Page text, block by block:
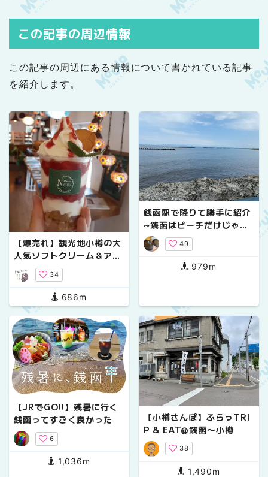
この記事の周辺情報
この記事の周辺にある情報について書かれている記事
を紹介します。
【爆売れ】観光地小樽の大
人気ソフトクリーム＆アイ
スクリーム
34
686m
銭函駅で降りて勝手に紹介
~銭函はビーチだけじゃな
い！
49
979m
【JRでGO!!】残暑に行く
銭函ってすごく良かった
6
1,036m
【小樽さんぽ】ふらっTRI
P & EAT@銭函〜小樽
38
1,490m